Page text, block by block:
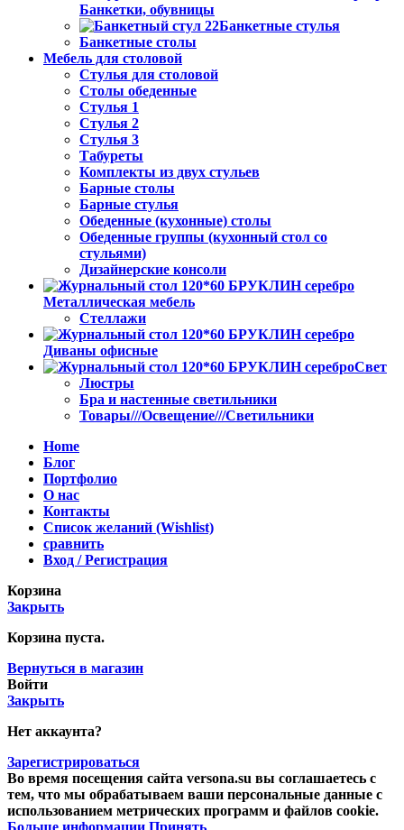
Банкетки, обувницы
Банкетные стулья
Банкетные столы
Мебель для столовой
Стулья для столовой
Столы обеденные
Стулья 1
Стулья 2
Стулья 3
Табуреты
Комплекты из двух стульев
Барные столы
Барные стулья
Обеденные (кухонные) столы
Обеденные группы (кухонный стол со
стульями)
Дизайнерские консоли
Металлическая мебель
Стеллажи
Диваны офисные
Свет
Люстры
Бра и настенные светильники
Товары///Освещение///Светильники
Home
Блог
Портфолио
О нас
Контакты
Список желаний (Wishlist)
сравнить
Вход / Регистрация
Корзина
Закрыть
Корзина пуста.
Вернуться в магазин
Войти
Закрыть
Нет аккаунта?
Зарегистрироваться
Во время посещения сайта versona.su вы соглашаетесь с
тем, что мы обрабатываем ваши персональные данные с
использованием метрических программ и файлов cookie.
Больше информации Принять